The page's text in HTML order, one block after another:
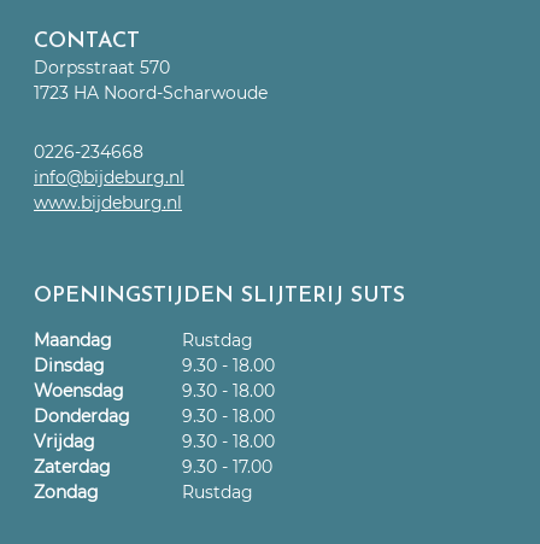
CONTACT
Dorpsstraat 570
1723 HA Noord-Scharwoude
0226-234668
info@bijdeburg.nl
www.bijdeburg.nl
OPENINGSTIJDEN SLIJTERIJ SUTS
Maandag
Dinsdag
Woensdag
Donderdag
Vrijdag
Zaterdag
Zondag
Rustdag
9.30 - 18.00
9.30 - 18.00
9.30 - 18.00
9.30 - 18.00
9.30 - 17.00
Rustdag